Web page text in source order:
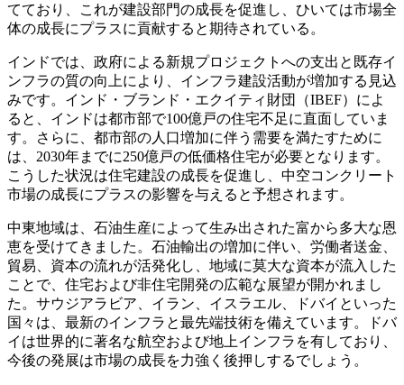
てており、これが建設部門の成長を促進し、ひいては市場全
体の成長にプラスに貢献すると期待されている。
インドでは、政府による新規プロジェクトへの支出と既存イ
ンフラの質の向上により、インフラ建設活動が増加する見込
みです。インド・ブランド・エクイティ財団（IBEF）によ
ると、インドは都市部で100億戸の住宅不足に直面していま
す。さらに、都市部の人口増加に伴う需要を満たすために
は、2030年までに250億戸の低価格住宅が必要となります。
こうした状況は住宅建設の成長を促進し、中空コンクリート
市場の成長にプラスの影響を与えると予想されます。
中東地域は、石油生産によって生み出された富から多大な恩
恵を受けてきました。石油輸出の増加に伴い、労働者送金、
貿易、資本の流れが活発化し、地域に莫大な資本が流入した
ことで、住宅および非住宅開発の広範な展望が開かれまし
た。サウジアラビア、イラン、イスラエル、ドバイといった
国々は、最新のインフラと最先端技術を備えています。ドバ
イは世界的に著名な航空および地上インフラを有しており、
今後の発展は市場の成長を力強く後押しするでしょう。